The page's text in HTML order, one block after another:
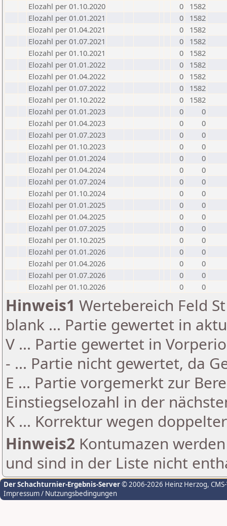
Elozahl per 01.10.2020
0
1582
Elozahl per 01.01.2021
0
1582
Elozahl per 01.04.2021
0
1582
Elozahl per 01.07.2021
0
1582
Elozahl per 01.10.2021
0
1582
Elozahl per 01.01.2022
0
1582
Elozahl per 01.04.2022
0
1582
Elozahl per 01.07.2022
0
1582
Elozahl per 01.10.2022
0
1582
Elozahl per 01.01.2023
0
0
Elozahl per 01.04.2023
0
0
Elozahl per 01.07.2023
0
0
Elozahl per 01.10.2023
0
0
Elozahl per 01.01.2024
0
0
Elozahl per 01.04.2024
0
0
Elozahl per 01.07.2024
0
0
Elozahl per 01.10.2024
0
0
Elozahl per 01.01.2025
0
0
Elozahl per 01.04.2025
0
0
Elozahl per 01.07.2025
0
0
Elozahl per 01.10.2025
0
0
Elozahl per 01.01.2026
0
0
Elozahl per 01.04.2026
0
0
Elozahl per 01.07.2026
0
0
Elozahl per 01.10.2026
0 0
Hinweis1 Wertebereich Feld
blank ... Partie gewertet in
V ... Partie gewertet in
- ... Partie nicht gewertet, da
E ... Partie vorgemerkt zur
Einstiegselozahl in der
K ... Korrektur wegen
Hinweis2 Kontumazen
und sind in der Liste nicht
Der Schachturnier-Ergebnis-Server© 2006-2026 Heinz Herzog,
Impressum / Nutzungsbedingungen